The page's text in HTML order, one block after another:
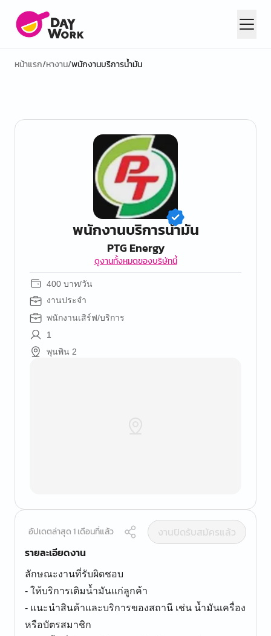
หน้าแรก/หางาน/พนักงานบริการน้ำมัน
พนักงานบริการน้ำมัน
PTG Energy
ดูงานทั้งหมดของบริษัทนี้
400 บาท/วัน
งานประจำ
พนักงานเสิร์ฟ/บริการ
1
พุนพิน 2
อัปเดตล่าสุด 1 เดือนที่แล้ว
งานปิดรับสมัครแล้ว
รายละเอียดงาน
ลักษณะงานที่รับผิดชอบ
- ให้บริการเติมน้ำมันแก่ลูกค้า
- แนะนำสินค้าและบริการของสถานี เช่น น้ำมันเครื่อง
หรือบัตรสมาชิก